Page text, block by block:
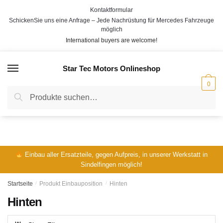
Kontaktformular
SchickenSie uns eine Anfrage – Jede Nachrüstung für Mercedes Fahrzeuge
möglich
International buyers are welcome!
Star Tec Motors Onlineshop
Suche
nach:
Suche
0
Einbau aller Ersatzteile, gegen Aufpreis, in unserer Werkstatt in
Sindelfingen möglich!
Startseite / Produkt Einbauposition / Hinten
Hinten